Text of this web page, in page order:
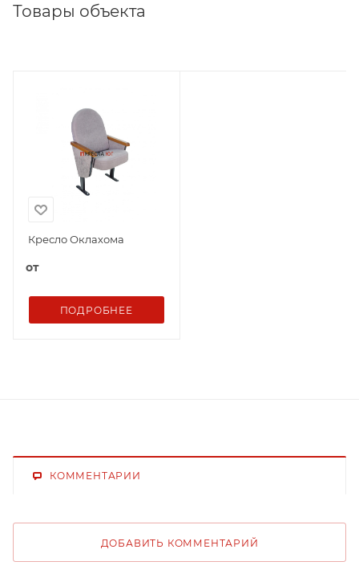
Товары объекта
Кресло Оклахома
от
ПОДРОБНЕЕ
КОММЕНТАРИИ
ДОБАВИТЬ КОММЕНТАРИЙ